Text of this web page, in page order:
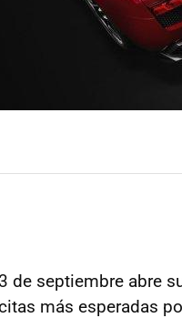
de septiembre abre
más esperadas